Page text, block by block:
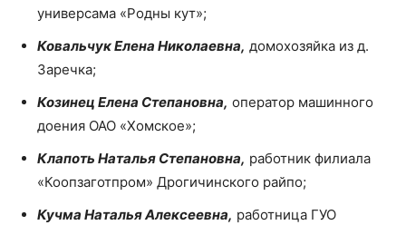
универсама «Родны кут»;
Ковальчук Елена Николаевна, домохозяйка из д.
Заречка;
Козинец Елена Степановна, оператор машинного
доения ОАО «Хомское»;
Клапоть Наталья Степановна, работник филиала
«Коопзаготпром» Дрогичинского райпо;
Кучма Наталья Алексеевна, работница ГУО